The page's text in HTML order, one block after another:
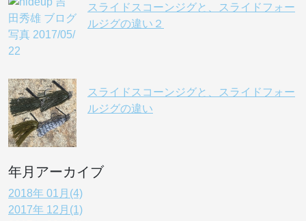
スライドスコーンジグと、スライドフォー
ルジグの違い２
スライドスコーンジグと、スライドフォー
ルジグの違い
年月アーカイブ
2018年 01月(4)
2017年 12月(1)